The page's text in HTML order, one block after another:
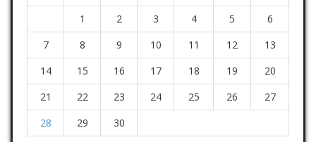
1
2 3 4 5
6
7
8 9 10 11 12
13
14
15 16 17 18 19
20
21
22 23 24 25 26
27
28
29 30